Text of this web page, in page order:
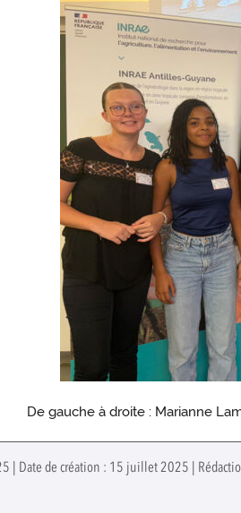
De gauche à droite : Marianne
| Date de création : 15 juillet 2025 |